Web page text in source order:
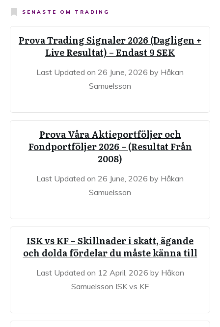
SENASTE OM TRADING
Prova Trading Signaler 2026 (Dagligen +
Live Resultat) – Endast 9 SEK
Last Updated on 26 June, 2026 by Håkan
Samuelsson
Prova Våra Aktieportföljer och
Fondportföljer 2026 – (Resultat Från
2008)
Last Updated on 26 June, 2026 by Håkan
Samuelsson
ISK vs KF – Skillnader i skatt, ägande
och dolda fördelar du måste känna till
Last Updated on 12 April, 2026 by Håkan
Samuelsson ISK vs KF